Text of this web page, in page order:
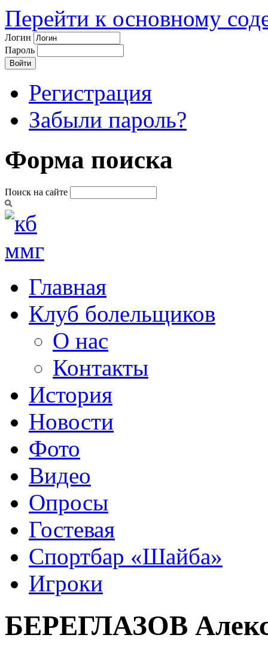
Перейти к основному
Логин
Пароль
Регистрация
Забыли пароль?
Форма поиска
Поиск на сайте
Главная
Клуб болельщиков
О нас
Контакты
История
Новости
Фото
Видео
Опросы
Гостевая
Спортбар «Шайба»
Игроки
БЕРЕГЛАЗОВ